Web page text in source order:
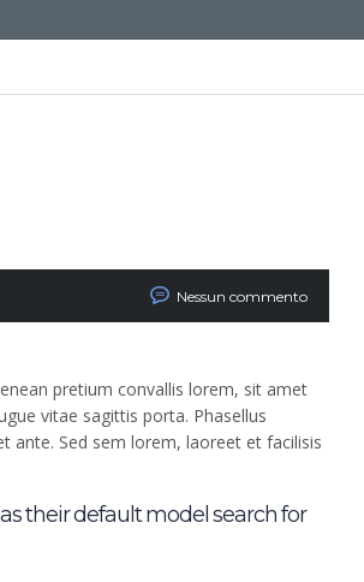
Nessun commento
pretium convallis lorem, sit amet
vitae sagittis porta. Phasellus
ante. Sed sem lorem, laoreet et facilisis
their default model search for